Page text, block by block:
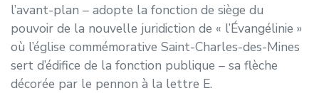
l’avant-plan – adopte la fonction de siège du
pouvoir de la nouvelle juridiction de « l’Évangélinie »
où l’église commémorative Saint-Charles-des-Mines
sert d’édifice de la fonction publique – sa flèche
décorée par le pennon à la lettre E.